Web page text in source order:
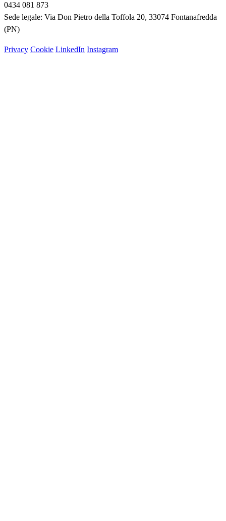
0434 081 873
Sede legale: Via Don Pietro della Toffola 20, 33074 Fontanafredda
(PN)
Privacy Cookie LinkedIn Instagram